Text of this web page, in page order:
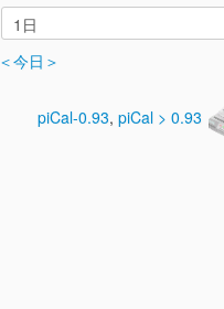
＜今日＞
piCal-0.93, piCal > 0.93